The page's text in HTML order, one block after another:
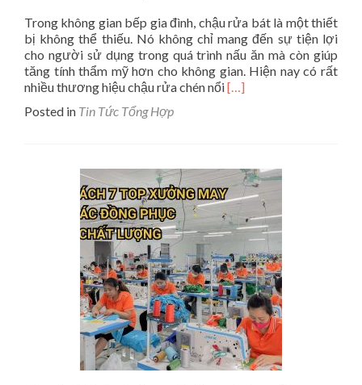
Trong không gian bếp gia đình, chậu rửa bát là một thiết
bị không thể thiếu. Nó không chỉ mang đến sự tiện lợi
cho người sử dụng trong quá trình nấu ăn mà còn giúp
tăng tính thẩm mỹ hơn cho không gian. Hiện nay có rất
nhiều thương hiệu chậu rửa chén nổiRead
Top
Chậu
Rửa
Bát
Hafele
Tốt
Nhất
Trên
Thị
Trường
Hiện
Nay
[…]
Posted in Tin Tức Tổng Hợp